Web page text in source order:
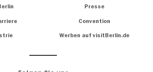
Presse
Convention
Werben auf visitBerlin.de